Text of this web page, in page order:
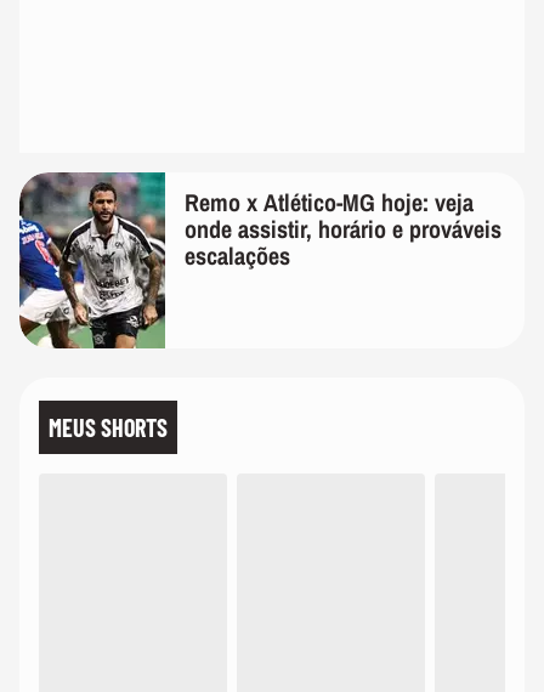
Remo x Atlético-MG hoje: veja
onde assistir, horário e prováveis
escalações
MEUS SHORTS